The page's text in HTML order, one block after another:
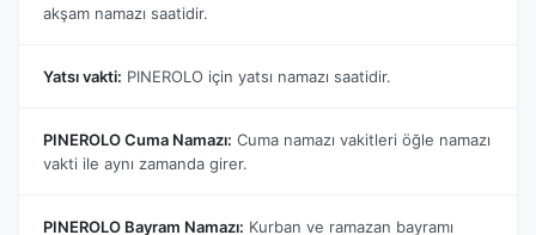
akşam namazı saatidir.
Yatsı vakti: PINEROLO için yatsı namazı saatidir.
PINEROLO Cuma Namazı: Cuma namazı vakitleri öğle namazı
vakti ile aynı zamanda girer.
PINEROLO Bayram Namazı: Kurban ve ramazan bayramı